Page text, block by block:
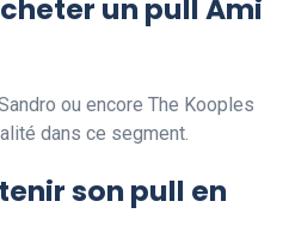
un pull Ami
ou encore The Kooples
dans ce segment.
son pull en